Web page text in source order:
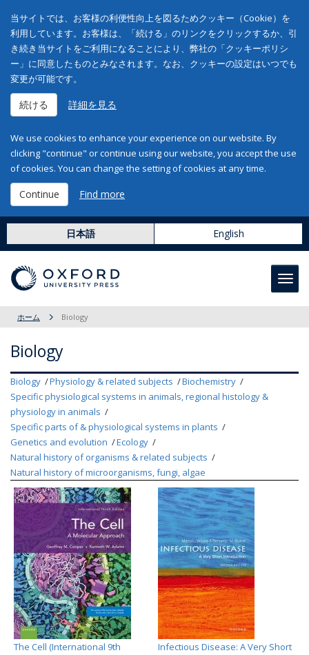
当サイトでは、お客様の利便性向上を図るためクッキー（Cookie）を
利用しています。お客様は、「続ける」のリンクをクリックするか、引
き続き当サイトをご利用になることにより、弊社の「クッキーポリシ
ー」に同意したものとみなされます。なお、クッキーの設定はいつでも
変更が可能です。
続ける 詳細を見る
We use cookies to enhance your experience on our website. By
clicking "continue" or continue using our website, you accept the use
of cookies. You can change the setting of cookies at any time.
Continue Find more
日本語 English
ホーム Biology
Biology
Biology Physiology & related subjects
Biochemistry
Specific physiological systems in animals, regional histology &
physiology in animals
Specific parts of & physiological systems in plants
Genetics and evolution
Ecology
Natural history of organisms & related subjects
Natural history of microorganisms, fungi, algae
The Cell (International 9th
Infectious Disease: A Very Short